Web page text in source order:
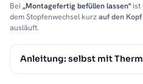
Bei „Montagefertig befüllen lassen"ist
dem Stopfenwechsel kurzauf den
ausläuft.
Anleitung: selbst mit